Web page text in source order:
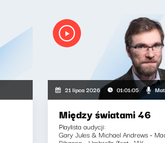
21 lipca 2026 01:01:05
Między światami 46
Playlista audycji:
Gary Jules & Michael Andrews -